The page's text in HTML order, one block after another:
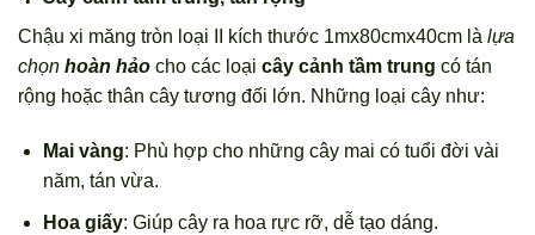
Chậu xi măng tròn loại II kích thước 1mx80cmx40cm là lựa
chọn hoàn hảo cho các loại cây cảnh tầm trung có tán
rộng hoặc thân cây tương đối lớn. Những loại cây như:
Mai vàng: Phù hợp cho những cây mai có tuổi đời vài
năm, tán vừa.
Hoa giấy: Giúp cây ra hoa rực rỡ, dễ tạo dáng.